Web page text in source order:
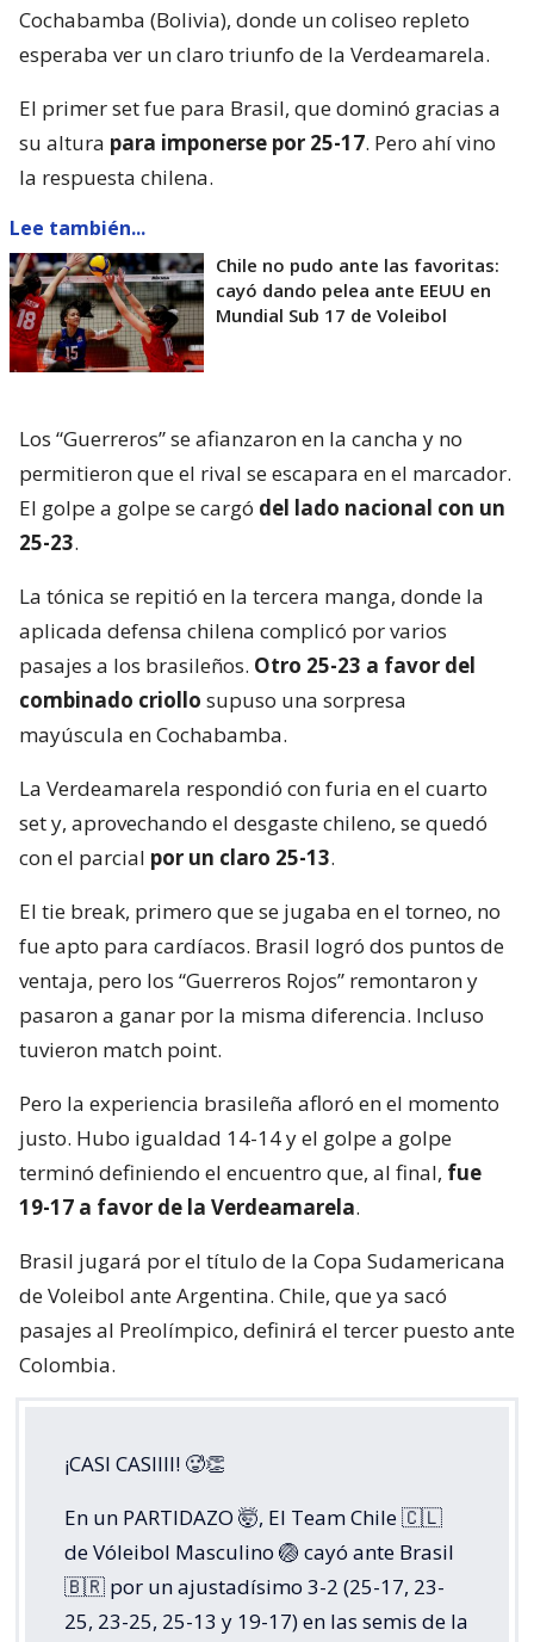
Cochabamba (Bolivia), donde un coliseo repleto
esperaba ver un claro triunfo de la Verdeamarela.
El primer set fue para Brasil, que dominó gracias a
su altura para imponerse por 25-17. Pero ahí vino
la respuesta chilena.
Lee también...
Chile no pudo ante las favoritas:
cayó dando pelea ante EEUU en
Mundial Sub 17 de Voleibol
Los “Guerreros” se afianzaron en la cancha y no
permitieron que el rival se escapara en el marcador.
El golpe a golpe se cargó del lado nacional con un
25-23.
La tónica se repitió en la tercera manga, donde la
aplicada defensa chilena complicó por varios
pasajes a los brasileños. Otro 25-23 a favor del
combinado criollo supuso una sorpresa
mayúscula en Cochabamba.
La Verdeamarela respondió con furia en el cuarto
set y, aprovechando el desgaste chileno, se quedó
con el parcial por un claro 25-13.
El tie break, primero que se jugaba en el torneo, no
fue apto para cardíacos. Brasil logró dos puntos de
ventaja, pero los “Guerreros Rojos” remontaron y
pasaron a ganar por la misma diferencia. Incluso
tuvieron match point.
Pero la experiencia brasileña afloró en el momento
justo. Hubo igualdad 14-14 y el golpe a golpe
terminó definiendo el encuentro que, al final, fue
19-17 a favor de la Verdeamarela.
Brasil jugará por el título de la Copa Sudamericana
de Voleibol ante Argentina. Chile, que ya sacó
pasajes al Preolímpico, definirá el tercer puesto ante
Colombia.
¡CASI CASIIII! 🥵👏
En un PARTIDAZO 🤯, El Team Chile 🇨🇱
de Vóleibol Masculino 🏐 cayó ante Brasil
🇧🇷 por un ajustadísimo 3-2 (25-17, 23-
25, 23-25, 25-13 y 19-17) en las semis de la